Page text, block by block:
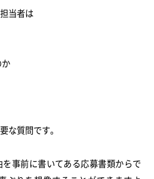
当者は
な質問です。
事前に書いてある応募書類からで